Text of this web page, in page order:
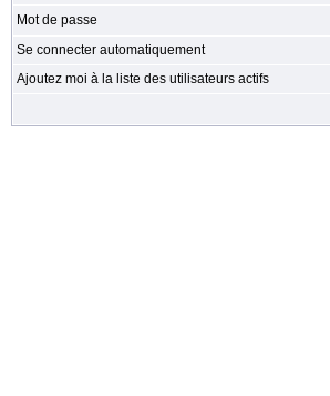
Mot de passe
Se connecter automatiquement
Ajoutez moi à la liste des utilisateurs actifs